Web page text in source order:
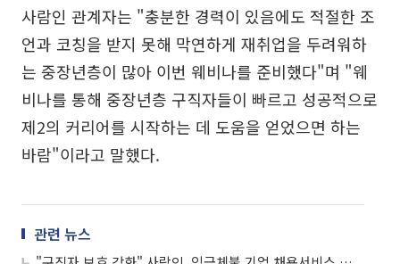
사람인 관계자는 "충분한 경력이 있음에도 적절한 조
언과 코칭을 받지 못해 막연하게 재취업을 두려워하
는 중장년층이 많아 이번 웨비나를 준비했다"며 "웨
비나를 통해 중장년층 구직자들이 빠르고 성공적으로
제2의 커리어를 시작하는 데 도움을 얻었으면 하는
바람"이라고 말했다.
관련 뉴스